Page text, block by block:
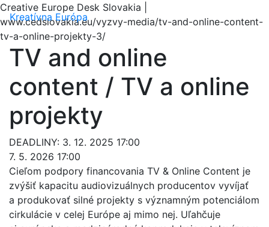
Creative Europe Desk Slovakia |
www.cedslovakia.eu/vyzvy-media/tv-and-online-content-
tv-a-online-projekty-3/
Kreatívna Európa
TV and online
content / TV a online
projekty
DEADLINY: 3. 12. 2025 17:00
7. 5. 2026 17:00
Cieľom podpory financovania TV & Online Content je
zvýšiť kapacitu audiovizuálnych producentov vyvíjať
a produkovať silné projekty s významným potenciálom
cirkulácie v celej Európe aj mimo nej. Uľahčuje